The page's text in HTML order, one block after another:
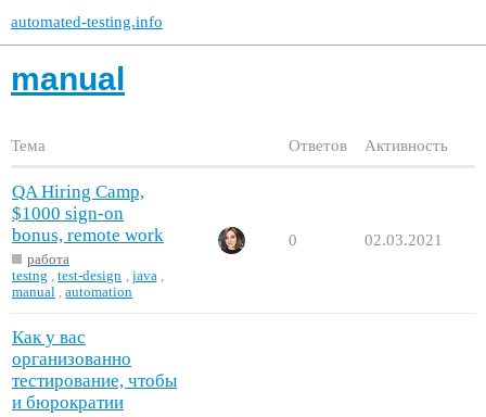
automated-testing.info
manual
Тема Ответов Активность
QA Hiring Camp,
$1000 sign-on
bonus, remote work
работа
testng
,test-design java
manual
,automation
0 02.03.2021
Как у вас
организованно
тестирование, чтобы
и бюрократии